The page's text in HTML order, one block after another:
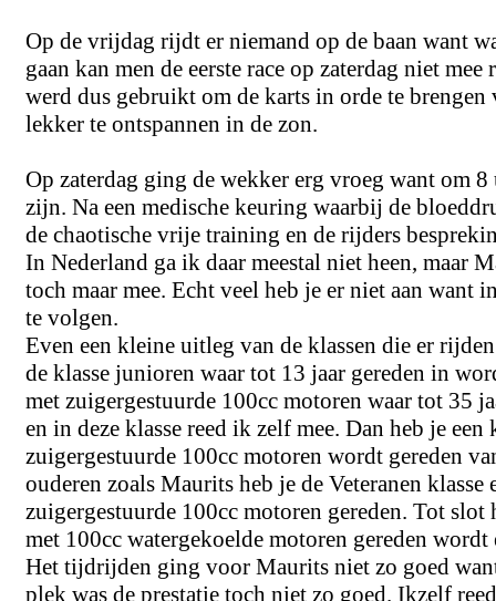
Op de vrijdag rijdt er niemand op de baan want
gaan kan men de eerste race op zaterdag niet
werd dus gebruikt om de karts in orde te brengen
lekker te ontspannen in de zon.
Op zaterdag ging de wekker erg vroeg want om 8
zijn. Na een medische keuring waarbij de
de chaotische vrije training en de rijders
In Nederland ga ik daar meestal niet heen, maar
toch maar mee. Echt veel heb je er niet aan want
te volgen.
Even een kleine uitleg van de klassen die er
de klasse junioren waar tot 13 jaar gereden in
met zuigergestuurde 100cc motoren waar tot 35
en in deze klasse reed ik zelf mee. Dan heb je een
zuigergestuurde 100cc motoren wordt gereden
ouderen zoals Maurits heb je de Veteranen
zuigergestuurde 100cc motoren gereden. Tot slot
met 100cc watergekoelde motoren gereden wordt
Het tijdrijden ging voor Maurits niet zo goed want
plek was de prestatie toch niet zo goed. Ikzelf